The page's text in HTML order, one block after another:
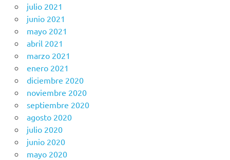
julio 2021
junio 2021
mayo 2021
abril 2021
marzo 2021
enero 2021
diciembre 2020
noviembre 2020
septiembre 2020
agosto 2020
julio 2020
junio 2020
mayo 2020